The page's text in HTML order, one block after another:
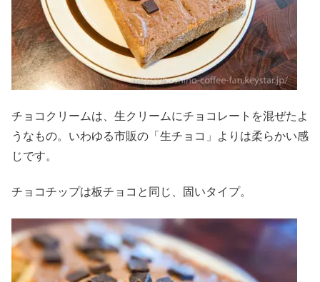
チョコクリームは、生クリームにチョコレートを混ぜたよ
うなもの。いわゆる市販の「生チョコ」よりは柔らかい感
じです。
チョコチップは板チョコと同じ、固いタイプ。